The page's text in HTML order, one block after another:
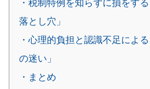
・税制特例を知らずに損をす
落とし穴」
・心理的負担と認識不足によ
の迷い」
・まとめ